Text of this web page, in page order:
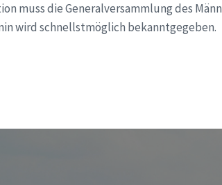
muss die Generalversammlung des
wird schnellstmöglich bekanntgegeben.